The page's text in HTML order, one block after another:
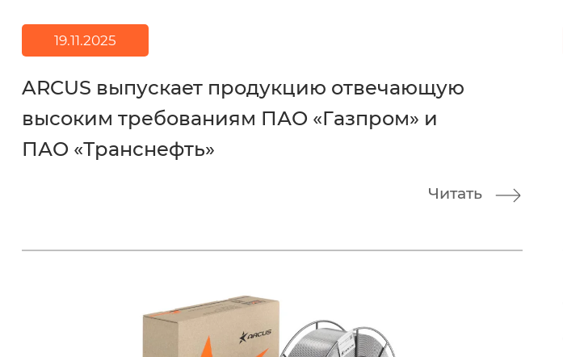
19.11.2025
ARCUS выпускает продукцию отвечающую
высоким требованиям ПАО «Газпром» и
ПАО «Транснефть»
Читать